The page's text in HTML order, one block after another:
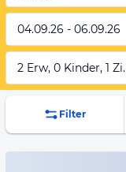
04.09.26 - 06.09.26
2 Erw, 0 Kinder, 1 Zi.
Filter